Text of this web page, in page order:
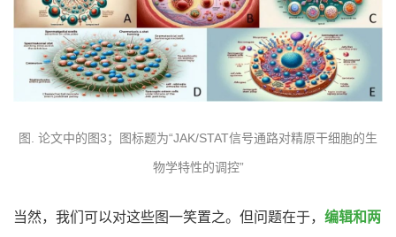
图. 论文中的图3；图标题为“JAK/STAT信号通路对精原干细胞的生
物学特性的调控”
当然，我们可以对这些图一笑置之。但问题在于， 编辑和两